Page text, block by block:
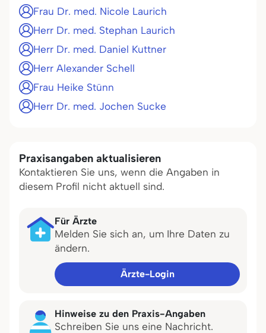
Frau Dr. med. Nicole Laurich
Herr Dr. med. Stephan Laurich
Herr Dr. med. Daniel Kuttner
Herr Alexander Schell
Frau Heike Stünn
Herr Dr. med. Jochen Sucke
Praxisangaben aktualisieren
Kontaktieren Sie uns, wenn die Angaben in
diesem Profil nicht aktuell sind.
Für Ärzte
Melden Sie sich an, um Ihre Daten zu
ändern.
Ärzte-Login
Hinweise zu den Praxis-Angaben
Schreiben Sie uns eine Nachricht.